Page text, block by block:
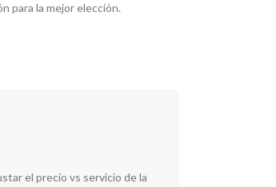
para la mejor elección.
el precio vs servicio de la